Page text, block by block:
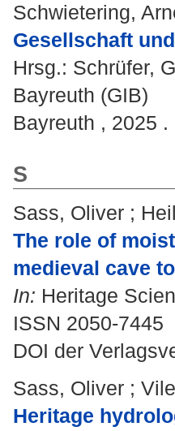
Schwietering,
Gesellschaft
Hrsg.: Schrüfer,
Bayreuth (GIB)
Bayreuth , 2025
S
Sass, Oliver ;
The role of
medieval cave
In: Heritage
ISSN 2050-7445
DOI der
Sass, Oliver ;
Heritage